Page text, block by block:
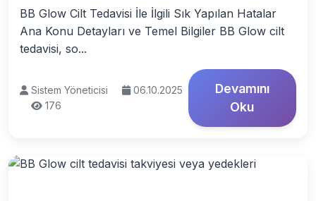
BB Glow Cilt Tedavisi İle İlgili Sık Yapılan Hatalar
Ana Konu Detayları ve Temel Bilgiler BB Glow cilt
tedavisi, so...
Sistem Yöneticisi
06.10.2025
176
Devamını
Oku